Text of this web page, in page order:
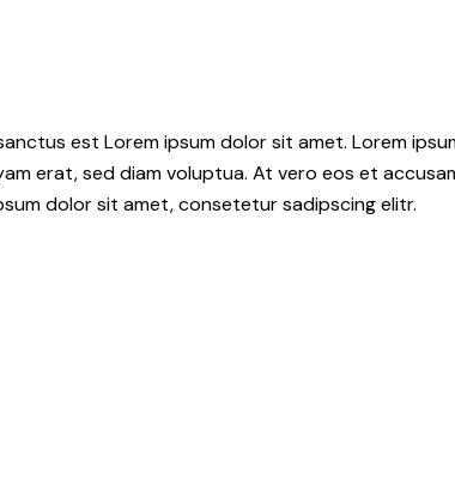
est Lorem ipsum dolor sit amet. Lorem
erat, sed diam voluptua. At vero eos et
dolor sit amet, consetetur sadipscing elitr.